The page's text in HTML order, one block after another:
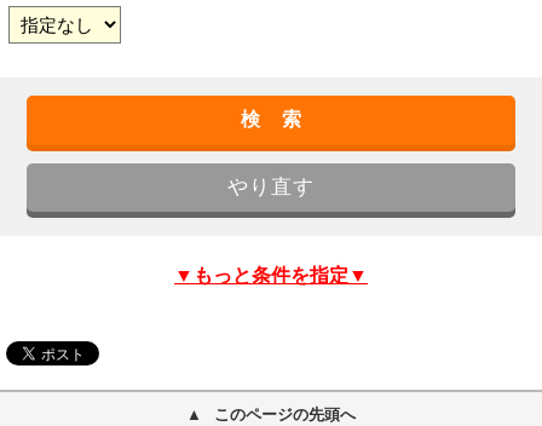
▼もっと条件を指定▼
このページの先頭へ